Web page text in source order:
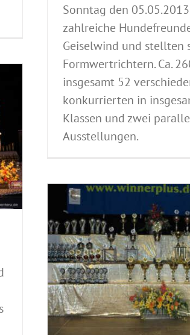
Sonntag den
zahlreiche
Geiselwind und stellten
Formwertrichtern. Ca.
insgesamt 52
konkurrierten in
Klassen und zwei
Ausstellungen.